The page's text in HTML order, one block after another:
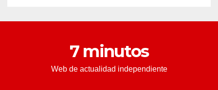
7 minutos
Web de actualidad independiente